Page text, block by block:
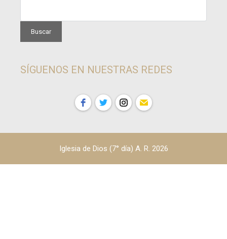
SÍGUENOS EN NUESTRAS REDES
Iglesia de Dios (7° día) A. R. 2026